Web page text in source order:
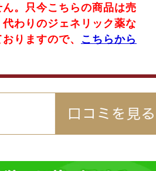
。只今こちらの商品は売
代わりのジェネリック薬な
りますので、
こちらから